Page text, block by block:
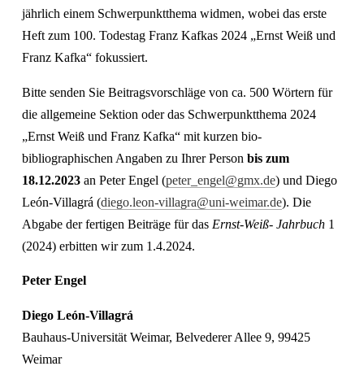
jährlich einem Schwerpunktthema widmen, wobei das erste
Heft zum 100. Todestag Franz Kafkas 2024 „Ernst Weiß und
Franz Kafka“ fokussiert.
Bitte senden Sie Beitragsvorschläge von ca. 500 Wörtern für
die allgemeine Sektion oder das Schwerpunktthema 2024
„Ernst Weiß und Franz Kafka“ mit kurzen bio-
bibliographischen Angaben zu Ihrer Person bis zum
18.12.2023an Peter Engel (peter_engel@gmx.de) und Diego
León-Villagrá (diego.leon-villagra@uni-weimar.de). Die
Abgabe der fertigen Beiträge für das Ernst-Weiß- Jahrbuch 1
(2024) erbitten wir zum 1.4.2024.
Peter Engel
Diego León-Villagrá
Bauhaus-Universität Weimar, Belvederer Allee 9, 99425
Weimar